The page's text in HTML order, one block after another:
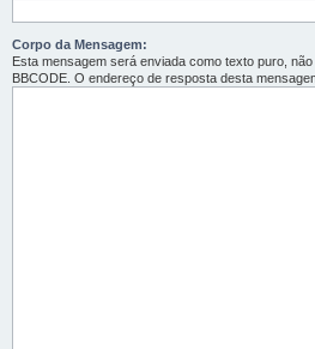
Corpo da Mensagem:
Esta mensagem será enviada como texto puro,
BBCODE. O endereço de resposta desta